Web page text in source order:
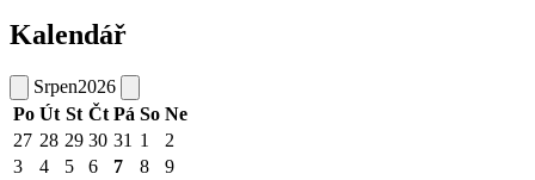
Kalendář
Srpen2026
Po Út St Čt Pá So Ne
27 28 29 30 31 1
2
3
4 5 6 7 8
9